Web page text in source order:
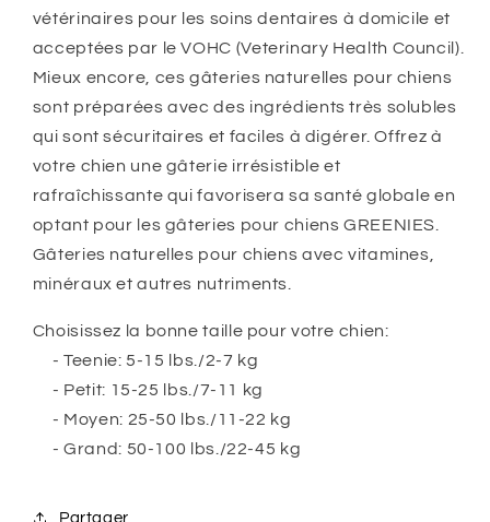
vétérinaires pour les soins dentaires à domicile et
acceptées par le VOHC (Veterinary Health Council).
Mieux encore, ces gâteries naturelles pour chiens
sont préparées avec des ingrédients très solubles
qui sont sécuritaires et faciles à digérer. Offrez à
votre chien une gâterie irrésistible et
rafraîchissante qui favorisera sa santé globale en
optant pour les gâteries pour chiens GREENIES.
Gâteries naturelles pour chiens avec vitamines,
minéraux et autres nutriments.
Choisissez la bonne taille pour votre chien:
- Teenie: 5-15 lbs./2-7 kg
- Petit: 15-25 lbs./7-11 kg
- Moyen: 25-50 lbs./11-22 kg
- Grand: 50-100 lbs./22-45 kg
Partager